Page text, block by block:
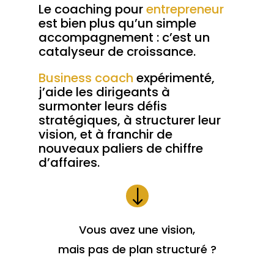
Le coaching pourentrepreneur
est bien plus qu’un simple
accompagnement : c’est un
catalyseur de croissance.
Business coach expérimenté,
j’aide les dirigeants à
surmonter leurs défis
stratégiques, à structurer leur
vision, et à franchir de
nouveaux paliers de chiffre
d’affaires.
"
Vous avez une vision,
mais pas de plan structuré ?